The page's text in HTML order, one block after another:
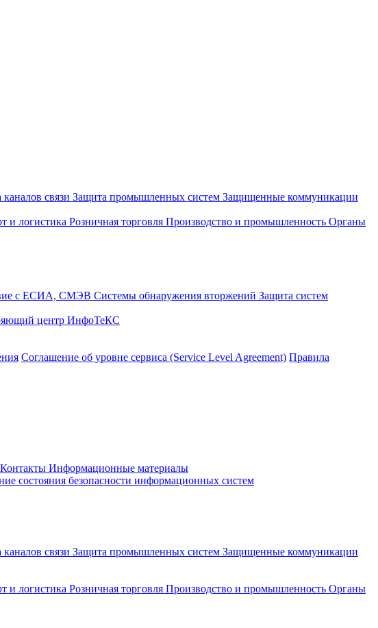
связи Защита промышленных систем Защищенные коммуникации
и логистика Розничная торговля Производство и промышленность Органы
с ЕСИА, СМЭВ Системы обнаружения вторжений Защита систем
центр ИнфоТеКС
Соглашение об уровне сервиса (Service Level Agreement) Правила
Контакты Информационные материалы
состояния безопасности информационных систем
связи Защита промышленных систем Защищенные коммуникации
и логистика Розничная торговля Производство и промышленность Органы